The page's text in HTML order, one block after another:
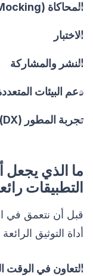
المحاكاة (Mocking)
الاختبار
النشر والمشاركة
دعم البيئات
تجربة المطور (DX)
ما الذي يجعل
التطبيقات
قبل أن نتعمق في
أداة التوثيق
التعاون في الوقت